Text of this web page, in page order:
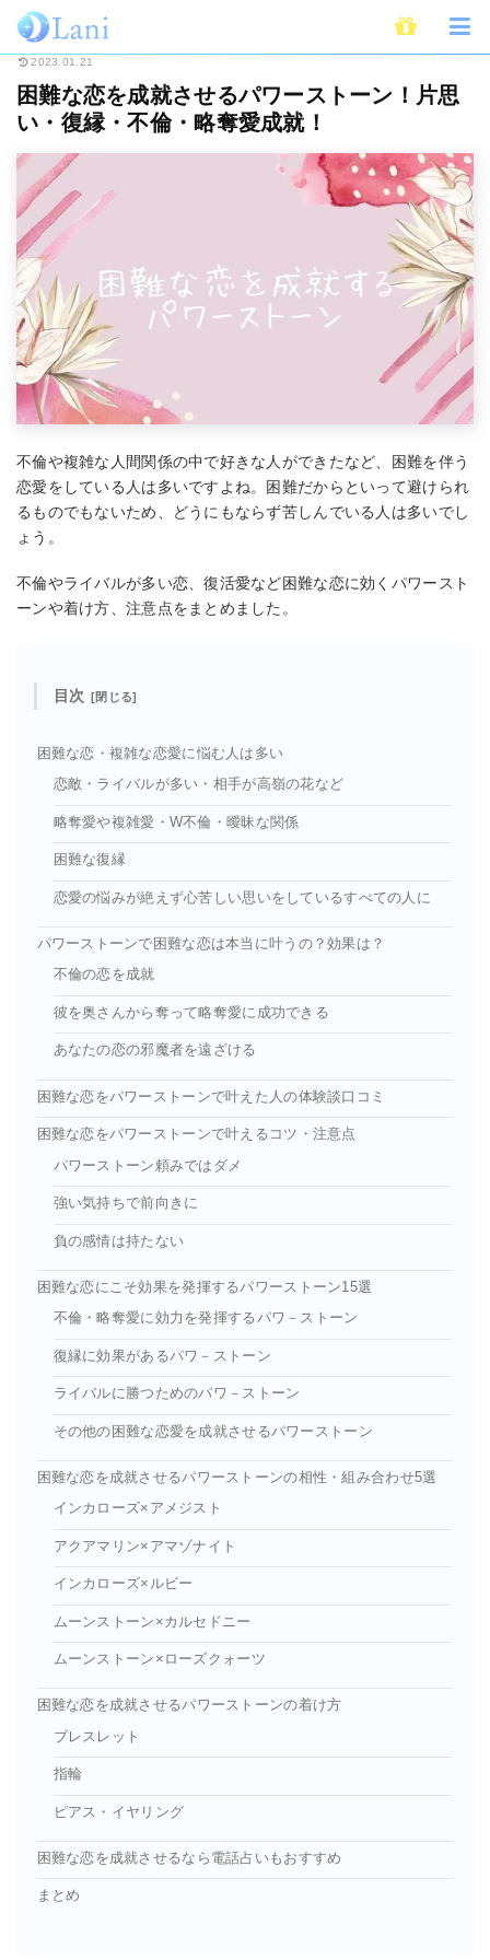
ホーム スピリチュアル 困難な恋を成就させるパワース
2023.01.21
困難な恋を成就させるパワーストーン！片思
い・復縁・不倫・略奪愛成就！
不倫や複雑な人間関係の中で好きな人ができたなど、困難を伴う
恋愛をしている人は多いですよね。困難だからといって避けられ
るものでもないため、どうにもならず苦しんでいる人は多いでし
ょう。
不倫やライバルが多い恋、復活愛など困難な恋に効くパワースト
ーンや着け方、注意点をまとめました。
目次
困難な恋・複雑な恋愛に悩む人は多い
恋敵・ライバルが多い・相手が高嶺の花など
略奪愛や複雑愛・W不倫・曖昧な関係
困難な復縁
恋愛の悩みが絶えず心苦しい思いをしているすべての人に
パワーストーンで困難な恋は本当に叶うの？効果は？
不倫の恋を成就
彼を奥さんから奪って略奪愛に成功できる
あなたの恋の邪魔者を遠ざける
困難な恋をパワーストーンで叶えた人の体験談口コミ
困難な恋をパワーストーンで叶えるコツ・注意点
パワーストーン頼みではダメ
強い気持ちで前向きに
負の感情は持たない
困難な恋にこそ効果を発揮するパワーストーン15選
不倫・略奪愛に効力を発揮するパワ－ストーン
復縁に効果があるパワ－ストーン
ライバルに勝つためのパワ－ストーン
その他の困難な恋愛を成就させるパワーストーン
困難な恋を成就させるパワーストーンの相性・組み合わせ5選
インカローズ×アメジスト
アクアマリン×アマゾナイト
インカローズ×ルビー
ムーンストーン×カルセドニー
ムーンストーン×ローズクォーツ
困難な恋を成就させるパワーストーンの着け方
ブレスレット
指輪
ピアス・イヤリング
困難な恋を成就させるなら電話占いもおすすめ
まとめ